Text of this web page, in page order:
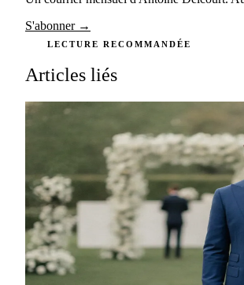
S'abonner →
LECTURE RECOMMANDÉE
Articles liés